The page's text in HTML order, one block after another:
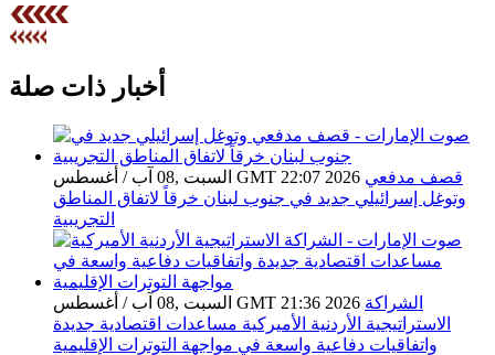
أخبار ذات صلة
السبت ,08 آب / أغسطس GMT 22:07 2026 قصف مدفعي
وتوغل إسرائيلي جديد في جنوب لبنان خرقاً لاتفاق المناطق
التجريبية
السبت ,08 آب / أغسطس GMT 21:36 2026 الشراكة
الاستراتيجية الأردنية الأميركية مساعدات اقتصادية جديدة
واتفاقيات دفاعية واسعة في مواجهة التوترات الإقليمية